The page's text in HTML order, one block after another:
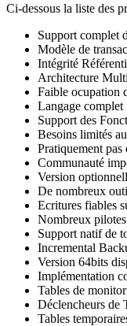
Ci-dessous la liste des
Support complet
Modèle de
Intégrité
Architecture
Faible ocupation
Langage complet
Support des
Besoins limités
Pratiquement
Communauté
Version
De nombreux
Ecritures fiables
Nombreux
Support natif de
Incremental
Version 64bits
Implémentation
Tables de
Déclencheurs de
Tables